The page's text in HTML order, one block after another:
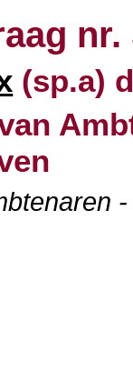
nr.
(sp.a)